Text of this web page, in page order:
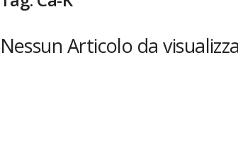
t
Nessun Articolo da